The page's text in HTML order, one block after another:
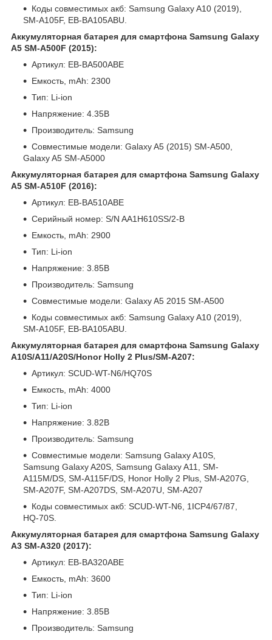
Коды совместимых акб: Samsung Galaxy A10 (2019),
SM-A105F, EB-BA105ABU.
Аккумуляторная батарея для смартфона Samsung Galaxy
A5 SM-A500F (2015):
Артикул: EB-BA500ABE
Емкость, mAh: 2300
Тип: Li-ion
Напряжение: 4.35В
Производитель: Samsung
Совместимые модели: Galaxy A5 (2015) SM-A500,
Galaxy A5 SM-A5000
Аккумуляторная батарея для смартфона Samsung Galaxy
A5 SM-A510F (2016):
Артикул: EB-BA510ABE
Серийный номер: S/N AA1H610SS/2-B
Емкость, mAh: 2900
Тип: Li-ion
Напряжение: 3.85В
Производитель: Samsung
Совместимые модели: Galaxy A5 2015 SM-A500
Коды совместимых акб: Samsung Galaxy A10 (2019),
SM-A105F, EB-BA105ABU.
Аккумуляторная батарея для смартфона Samsung Galaxy
A10S/A11/A20S/Honor Holly 2 Plus/SM-A207:
Артикул: SCUD-WT-N6/HQ70S
Емкость, mAh: 4000
Тип: Li-ion
Напряжение: 3.82В
Производитель: Samsung
Совместимые модели: Samsung Galaxy A10S,
Samsung Galaxy A20S, Samsung Galaxy A11, SM-
A115M/DS, SM-A115F/DS, Honor Holly 2 Plus, SM-A207G,
SM-A207F, SM-A207DS, SM-A207U, SM-A207
Коды совместимых акб: SCUD-WT-N6, 1ICP4/67/87,
HQ-70S.
Аккумуляторная батарея для смартфона Samsung Galaxy
A3 SM-A320 (2017):
Артикул: EB-BA320ABE
Емкость, mAh: 3600
Тип: Li-ion
Напряжение: 3.85В
Производитель: Samsung